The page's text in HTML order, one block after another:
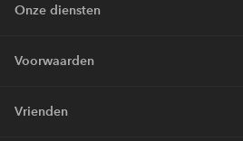
Onze diensten
Voorwaarden
Vrienden